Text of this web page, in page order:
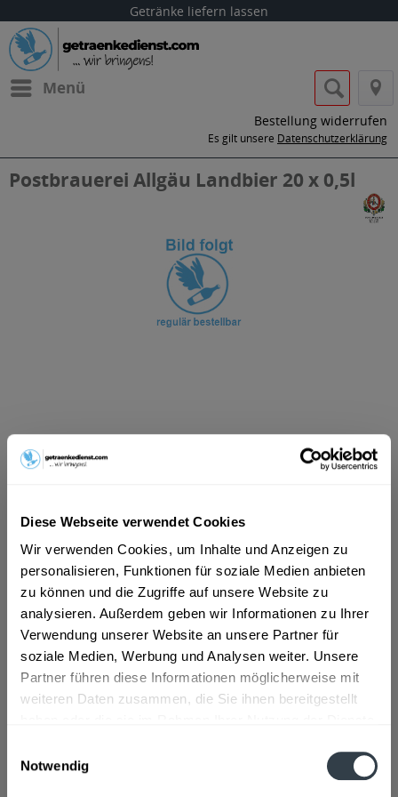
Diese Webseite verwendet Cookies
Wir verwenden Cookies, um Inhalte und Anzeigen zu
personalisieren, Funktionen für soziale Medien anbieten
zu können und die Zugriffe auf unsere Website zu
analysieren. Außerdem geben wir Informationen zu Ihrer
Verwendung unserer Website an unsere Partner für
soziale Medien, Werbung und Analysen weiter. Unsere
Partner führen diese Informationen möglicherweise mit
weiteren Daten zusammen, die Sie ihnen bereitgestellt
Notwendig
Getränke liefern lassen
Menü
Bestellung widerrufen
Es gilt unsere Datenschutzerklärung
Postbrauerei Allgäu Landbier 20 x 0,5l
ab 101,01 € *
Inhalt: 10 Liter (10,10 € * / 1 Liter)
MEHRWEG
+3,10 € Pfand
In denWarenkorb
Artikel-Nr.:
31574
Verfügbar in:
Beschreibung
"Postbrauerei Allgäu Landbier 20 x 0,5l"